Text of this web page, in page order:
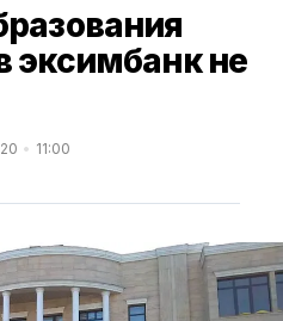
эксимбанк не
11:00